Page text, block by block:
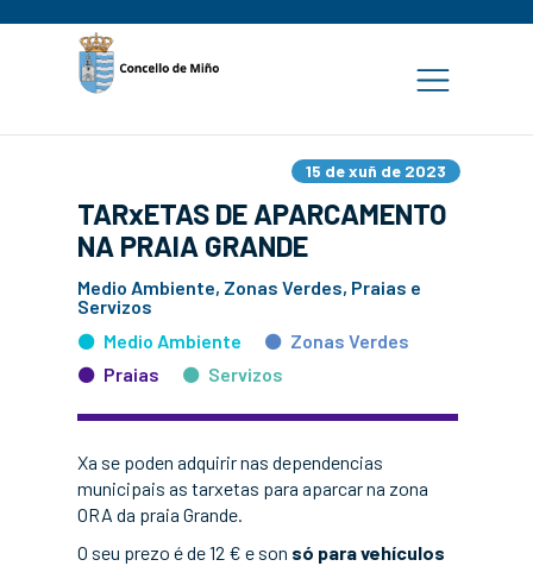
15 de xuñ de 2023
TARxETAS DE APARCAMENTO
NA PRAIA GRANDE
Medio Ambiente, Zonas Verdes, Praias e
Servizos
Medio Ambiente
Zonas Verdes
Praias
Servizos
Xa se poden adquirir nas dependencias
municipais as tarxetas para aparcar na zona
ORA da praia Grande.
O seu prezo é de 12 € e son só para vehículos